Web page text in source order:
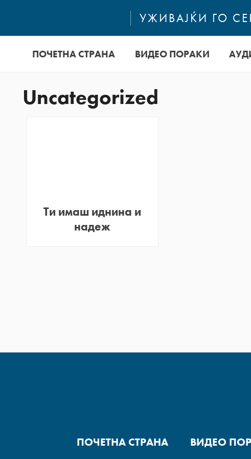
УЖИВАЈЌИ ГО
ПОЧЕТНА СТРАНА ВИДЕО ПОРАКИ
Uncategorized
Ти имаш иднина и
надеж
ПОЧЕТНА СТРАНА ВИДЕО